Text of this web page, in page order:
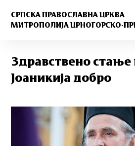
СРПСКА ПРАВОСЛАВНА ЦРКВА
МИТРОПОЛИЈА ЦРНОГОРСКО-
Здравствено стање
Јоаникија добро